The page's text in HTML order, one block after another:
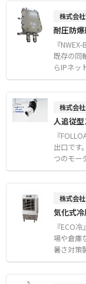
株式会
耐圧防
『
既存の同
らIPネッ
電機能に
はPoE給
構造
の使用に対応して
の流用
る省配線
の長距離伝送 【用途・事例】 ●第1類
所におけ
既存アナ
株式会
人追従
『
出口です
つのモー
へ効果的
適性を向
を削減
できるユ
す。 【特徴】 ●カメラ画像による頭部認識とモーター制
御による
よる省エ
ニット構造 【用途・事例】 ●工場や物流倉庫
間におけ
株式会
気化式冷
『ECO
場や倉庫
暑さ対策
がなく排
空気を無